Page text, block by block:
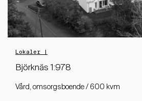
Lokaler |
Björknäs 1:978
Vård, omsorgsboende / 600 kvm